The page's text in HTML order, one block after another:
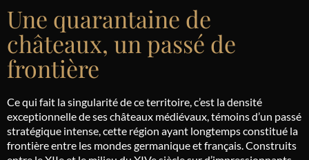
Une quarantaine de
châteaux, un passé de
frontière
Ce qui fait la singularité de ce territoire, c’est la densité
exceptionnelle de ses châteaux médiévaux, témoins d’un passé
stratégique intense, cette région ayant longtemps constitué la
frontière entre les mondes germanique et français. Construits